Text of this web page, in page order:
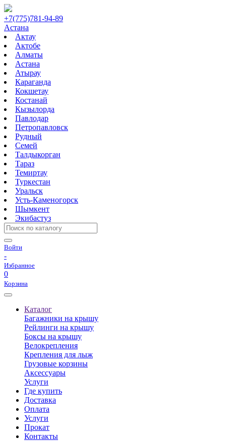
+7(775)781-94-89
Астана
Актау
Актобе
Алматы
Астана
Атырау
Караганда
Кокшетау
Костанай
Кызылорда
Павлодар
Петропавловск
Рудный
Семей
Талдыкорган
Тараз
Темиртау
Туркестан
Уральск
Усть-Каменогорск
Шымкент
Экибастуз
Войти
-
Избранное
0
Корзина
Каталог
Багажники на крышу
Рейлинги на крышу
Боксы на крышу
Велокрепления
Крепления для лыж
Грузовые корзины
Аксессуары
Услуги
Где купить
Доставка
Оплата
Услуги
Прокат
Контакты